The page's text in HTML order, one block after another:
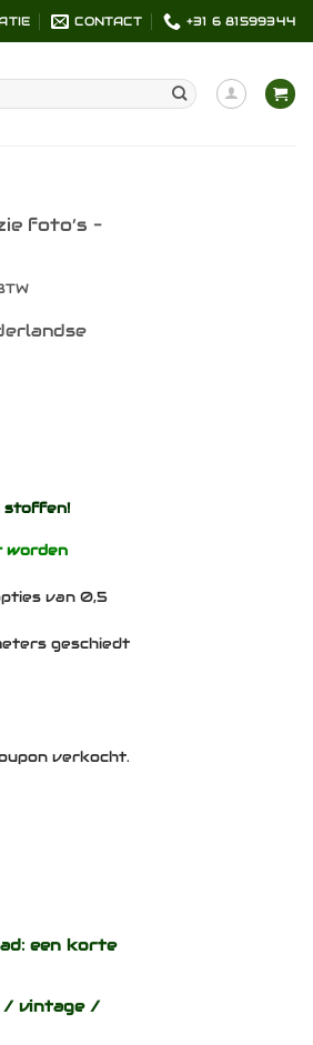
CONTACT +31 6 81599344
foto’s –
stoffen!
worden
van 0,5
geschiedt
verkocht.
een korte
vintage /